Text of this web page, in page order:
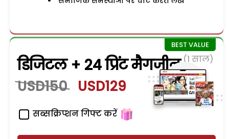
डिजिटल + 24 प्रिंट मैगजीन (1 साल)
USD150 USD129
सब्सक्रिप्शन गिफ्ट करें